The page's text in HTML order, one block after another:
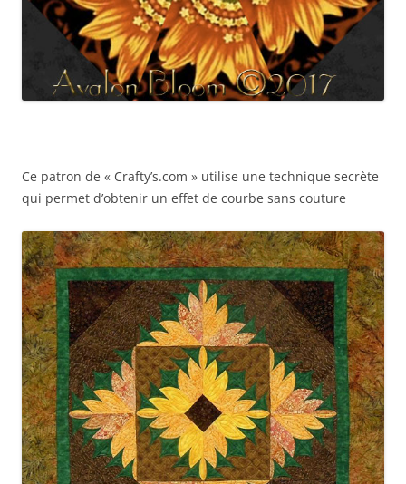
Ce patron de « Crafty’s.com » utilise une technique secrète
qui permet d’obtenir un effet de courbe sans couture